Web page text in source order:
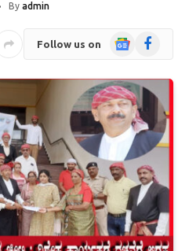
By admin
Follow us on
GoogleFacebook